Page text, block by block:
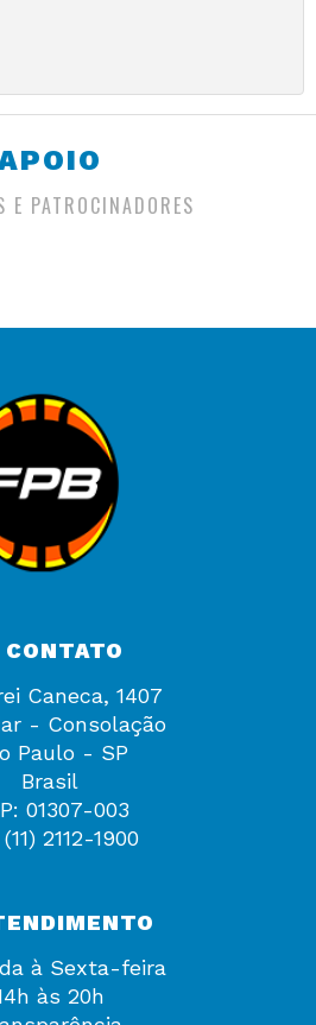
E PATROCINADORES
Caneca, 1407
- Consolação
Paulo - SP
Brasil
01307-003
2112-1900
à Sexta-feira
às 20h